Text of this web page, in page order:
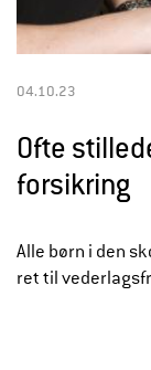
04.10.23
Ofte
forsikring
Alle børn i den
ret til